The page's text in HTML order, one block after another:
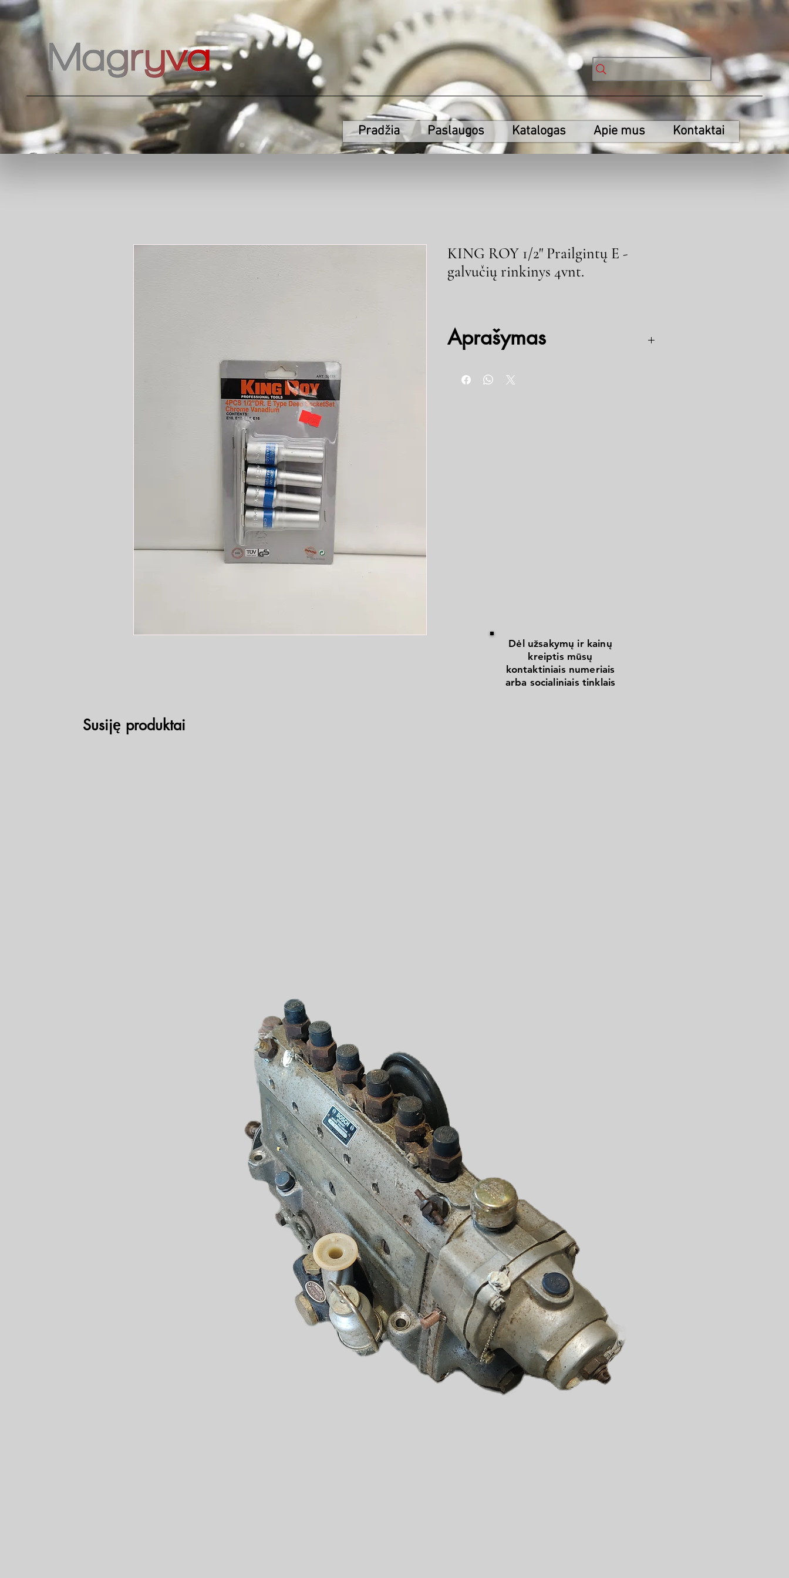
Pradžia Paslaugos Katalogas Apie mus Kontaktai
KING ROY 1/2" Prailgintų E -
galvučių rinkinys 4vnt.
Aprašymas
E10, E12, E14, E16
Dėl užsakymų ir kainų
kreiptis mūsų
kontaktiniais numeriais
arba socialiniais tinklais
Susiję produktai